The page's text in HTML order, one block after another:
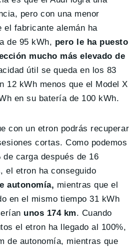
pero con una menor
el fabricante alemán ha
de 95 kWh, pero le ha puesto
mucho más elevado de
útil se queda en los 83
12 kWh menos que el Model X
en su batería de 100 kWh.
con un etron podrás recuperar
cortas. Como podemos
de carga después de 16
el etron ha conseguido
autonomía, mientras que el
en el mismo tiempo 31 kWh
unos 174 km. Cuando
el etron ha llegado al 100%,
de autonomía, mientras que